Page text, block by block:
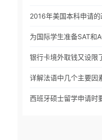
2016年美国本科申请的
为国际学生准备SAT和
银行卡境外取钱又设限
详解法语中几个主要因
西班牙硕士留学申请时